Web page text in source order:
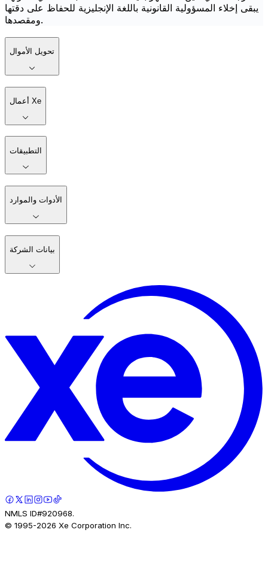
يبقى إخلاء المسؤولية القانونية باللغة الإنجليزية للحفاظ على دقتها
ومقصدها.
تحويل الأموال
أعمال Xe
التطبيقات
الأدوات والموارد
بيانات الشركة
NMLS ID#920968.
© 1995-2026 Xe Corporation Inc.